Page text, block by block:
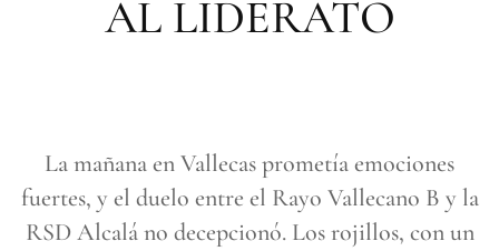
AL LIDERATO
La mañana en Vallecas prometía emociones
fuertes, y el duelo entre el Rayo Vallecano B y la
RSD Alcalá no decepcionó. Los rojillos, con un